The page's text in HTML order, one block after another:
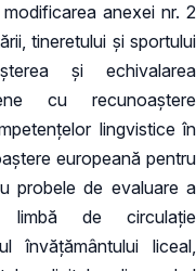
anexei nr. 2
tineretului şi sportului
şi echivalarea
cu recunoaştere
lingvistice în
europeană pentru
probele de evaluare a
limbă de circulaţie
învăţământului liceal,